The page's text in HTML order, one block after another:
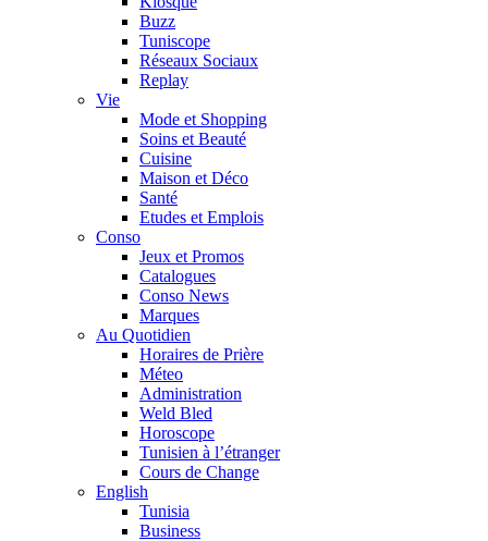
Buzz
Tuniscope
Réseaux Sociaux
Replay
Vie
Mode et Shopping
Soins et Beauté
Cuisine
Maison et Déco
Santé
Etudes et Emplois
Conso
Jeux et Promos
Catalogues
Conso News
Marques
Au Quotidien
Horaires de Prière
Méteo
Administration
Weld Bled
Horoscope
Tunisien à l’étranger
Cours de Change
English
Tunisia
Business